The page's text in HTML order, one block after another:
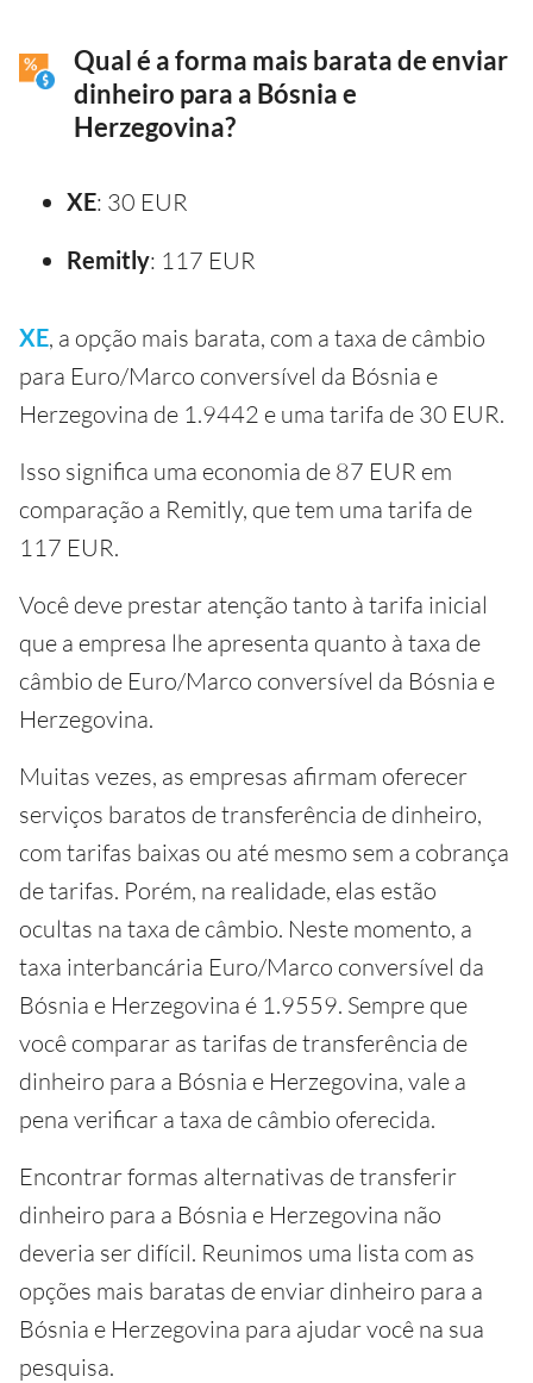
Qual é a forma mais barata de enviar
dinheiro para a Bósnia e
Herzegovina?
XE: 30 EUR
Remitly: 117 EUR
XE, a opção mais barata, com a taxa de câmbio
para Euro/Marco conversível da Bósnia e
Herzegovina de 1.9442 e uma tarifa de 30 EUR.
Isso significa uma economia de 87 EUR em
comparação a Remitly, que tem uma tarifa de
117 EUR.
Você deve prestar atenção tanto à tarifa inicial
que a empresa lhe apresenta quanto à taxa de
câmbio de Euro/Marco conversível da Bósnia e
Herzegovina.
Muitas vezes, as empresas afirmam oferecer
serviços baratos de transferência de dinheiro,
com tarifas baixas ou até mesmo sem a cobrança
de tarifas. Porém, na realidade, elas estão
ocultas na taxa de câmbio. Neste momento, a
taxa interbancária Euro/Marco conversível da
Bósnia e Herzegovina é 1.9559. Sempre que
você comparar as tarifas de transferência de
dinheiro para a Bósnia e Herzegovina, vale a
pena verificar a taxa de câmbio oferecida.
Encontrar formas alternativas de transferir
dinheiro para a Bósnia e Herzegovina não
deveria ser difícil. Reunimos uma lista com as
opções mais baratas de enviar dinheiro para a
Bósnia e Herzegovina para ajudar você na sua
pesquisa.